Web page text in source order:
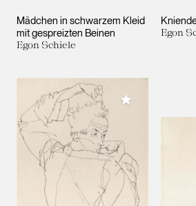
Mädchen in schwarzem Kleid
mit gespreizten Beinen
Egon Schiele
Egon
Meiner